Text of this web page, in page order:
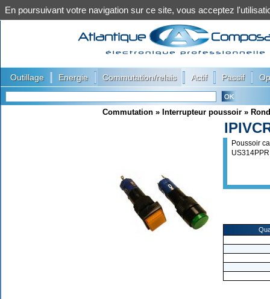
Outillage Energie Commutation/relais Actif Passif
Commutation » Interrupteur poussoir »
Poussoir
US314PPR
En poursuivant votre navigation sur ce site, vous acceptez